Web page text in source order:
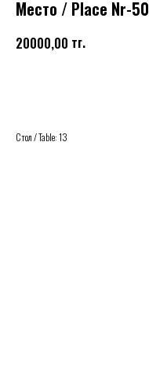
Место / Place Nr-50
20000,00 тг.
Стол / Table: 13